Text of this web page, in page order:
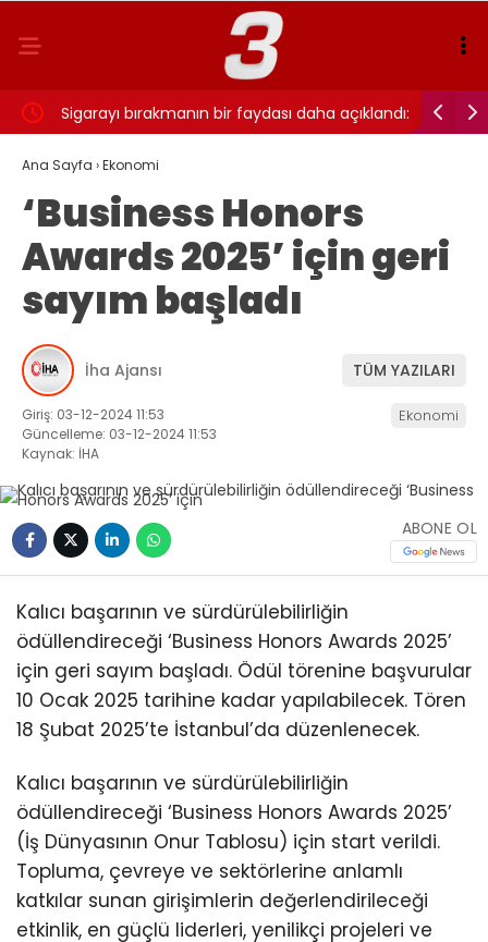
Sigarayı bırakmanın bir faydası daha açıklandı:
Beyin sağlığı için 7 yıl detayı dikkat çekti
Ana Sayfa ›Ekonomi
‘Business Honors
Awards 2025’ için geri
sayım başladı
İha Ajansı TÜM YAZILARI
Giriş: 03-12-2024 11:53
Güncelleme: 03-12-2024 11:53
Kaynak: İHA
Ekonomi
ABONE OL
Kalıcı başarının ve sürdürülebilirliğin
ödüllendireceği ‘Business Honors Awards 2025’
için geri sayım başladı. Ödül törenine başvurular
10 Ocak 2025 tarihine kadar yapılabilecek. Tören
18 Şubat 2025’te İstanbul’da düzenlenecek.
Kalıcı başarının ve sürdürülebilirliğin
ödüllendireceği ‘Business Honors Awards 2025’
(İş Dünyasının Onur Tablosu) için start verildi.
Topluma, çevreye ve sektörlerine anlamlı
katkılar sunan girişimlerin değerlendirileceği
etkinlik, en güçlü liderleri, yenilikçi projeleri ve